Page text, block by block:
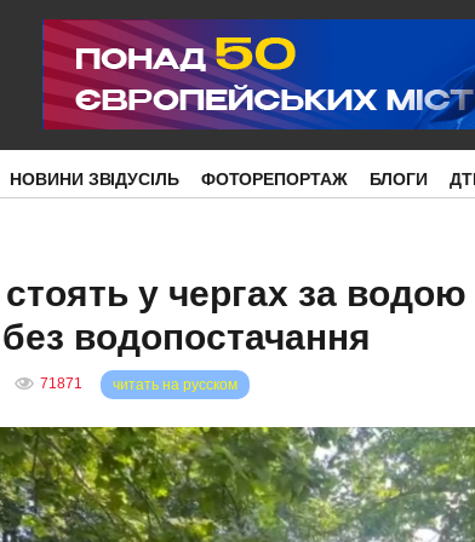
НОВИНИ ЗВІДУСІЛЬ ФОТОРЕПОРТАЖ БЛОГИ
у чергах за
без водопостачання
71871 читать на русском